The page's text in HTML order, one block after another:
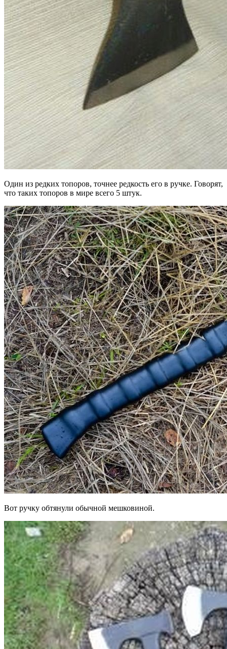
Один из редких топоров, точнее редкость его в ручке. Говорят,
что таких топоров в мире всего 5 штук.
Вот ручку обтянули обычной мешковиной.